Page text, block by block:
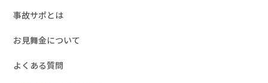
事故サポとは
お見舞金について
よくある質問